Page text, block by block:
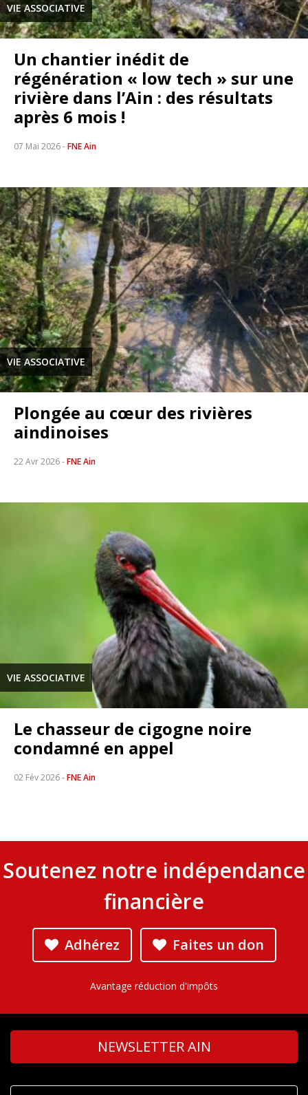
VIE ASSOCIATIVE
Un chantier inédit de
régénération « low tech » sur une
rivière dans l’Ain : des résultats
après 6 mois !
07 Mai 2026-FNE Ain
VIE ASSOCIATIVE
Plongée au cœur des rivières
aindinoises
22 Avr 2026-FNE Ain
VIE ASSOCIATIVE
Le chasseur de cigogne noire
condamné en appel
02 Fév 2026-FNE Ain
Soutenez notre indépendance
financière
Adhérez Faites un don
Avantage réduction d'impôts
NEWSLETTER AIN